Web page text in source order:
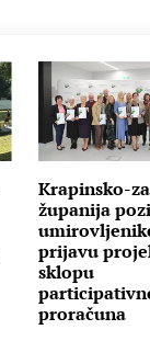
Krapinsko-
županija
prijavu
sklopu
proračuna